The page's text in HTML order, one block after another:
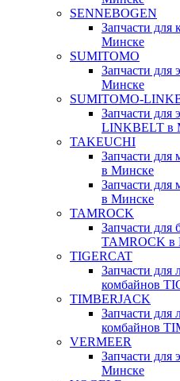
SENNEBOGEN
Запчасти для
Минске
SUMITOMO
Запчасти для
Минске
SUMITOMO-
Запчасти для
LINKBELT в
TAKEUCHI
Запчасти
в Минске
Запчасти для
в Минске
TAMROCK
Запчасти для
TAMROCK в
TIGERCAT
Запчасти для
комбайнов
TIMBERJACK
Запчасти для
комбайнов
VERMEER
Запчасти для
Минске